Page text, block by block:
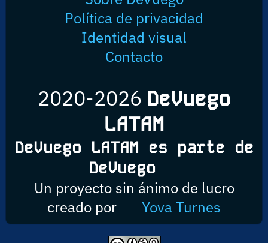
Política de privacidad
Identidad visual
Contacto
2020-2026 DeVuego
LATAM
DeVuego LATAM es parte de
DeVuego
Un proyecto sin ánimo de lucro
creado por
Yova Turnes